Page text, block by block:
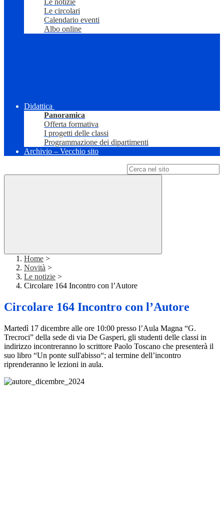
Le notizie
Le circolari
Calendario eventi
Albo online
Didattica
Panoramica
Offerta formativa
I progetti delle classi
Programmazione dei dipartimenti
Archivio – Vecchio sito
Home >
Novità >
Le notizie >
Circolare 164 Incontro con l’Autore
Circolare 164 Incontro con l’Autore
Martedì 17 dicembre alle ore 10:00 presso l’Aula Magna “G.
Trecroci” della sede di via De Gasperi, gli studenti delle classi in
indirizzo incontreranno lo scrittore Paolo Toscano che presenterà il
suo libro “Un ponte sull'abisso“; al termine dell’incontro
riprenderanno le lezioni in aula.